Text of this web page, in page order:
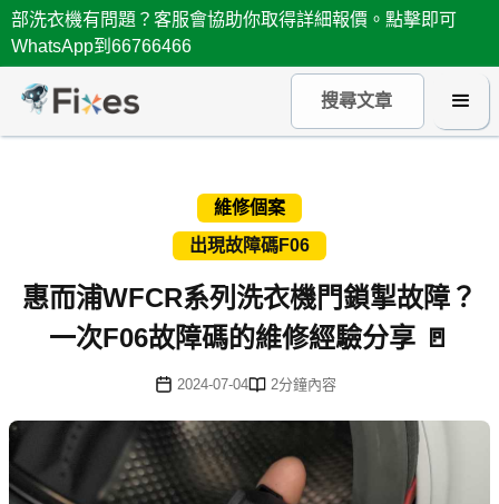
部洗衣機有問題？客服會協助你取得詳細報價。點擊即可
WhatsApp到66766466
維修個案
出現故障碼F06
惠而浦WFCR系列洗衣機門鎖掣故障？
一次F06故障碼的維修經驗分享 🚪
2024-07-04 2分鐘內容